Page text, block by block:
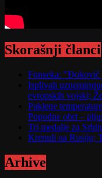
Skorašnji članci
Fonseka: "Đoković
Isplivali
evropskih vojski;
Paklene
Popodne obrt –
Tri medalje za
Krenuli na Rusiju;
Arhive